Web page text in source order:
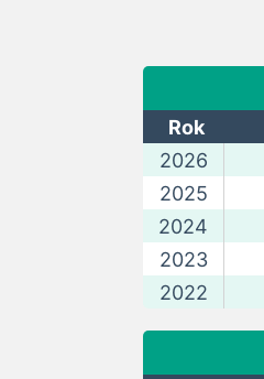
Rok
2026
2025
2024
2023
2022